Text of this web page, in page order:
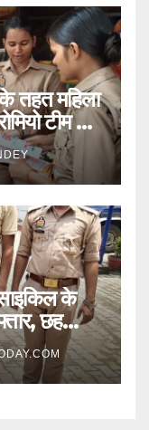
तहत महिला
टीम ने
के
छह